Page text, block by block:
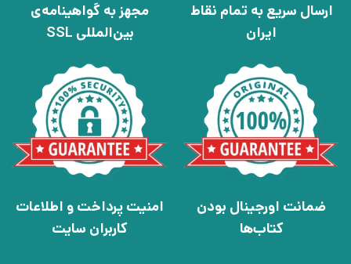
ارسال سریع به تمام نقاط
ایران
مجهز به گواهینامه‌ی
بین‌المللی SSL
ضمانت اورجینال بودن
کتاب‌ها
امنیت پرداخت و اطلاعات
کاربران سایت